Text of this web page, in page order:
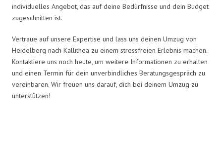
individuelles Angebot, das auf deine Bedürfnisse und dein Budget
zugeschnitten ist.
Vertraue auf unsere Expertise und lass uns deinen Umzug von
Heidelberg nach Kallithea zu einem stressfreien Erlebnis machen.
Kontaktiere uns noch heute, um weitere Informationen zu erhalten
und einen Termin für dein unverbindliches Beratungsgespräch zu
vereinbaren. Wir freuen uns darauf, dich bei deinem Umzug zu
unterstützen!